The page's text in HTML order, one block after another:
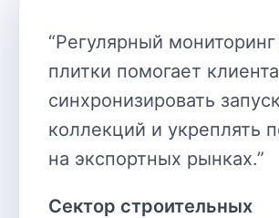
“Регулярный
плитки помогает
синхронизировать
коллекций и укреплять
на экспортных рынках.”
Сектор строительных